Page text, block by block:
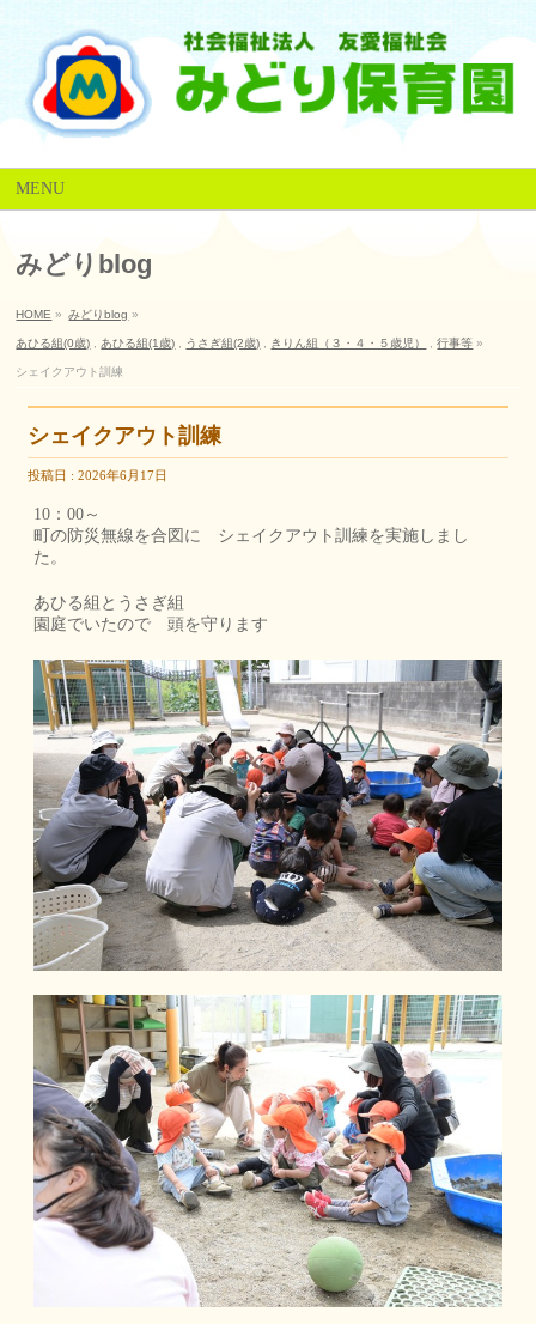
MENU
みどりblog
HOME » みどりblog »
あひる組(0歳) あひる組(1歳) うさぎ組(2歳) きりん組（３・４・５歳児） ,行事等 »
シェイクアウト訓練
シェイクアウト訓練
投稿日 : 2026年6月17日
10：00～
町の防災無線を合図に シェイクアウト訓練を実施しまし
た。
あひる組とうさぎ組
園庭でいたので 頭を守ります